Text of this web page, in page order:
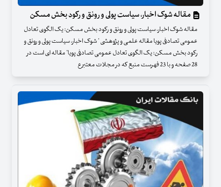
مقاله شوک اخبار، سیاست پولی و رونق و رکود بخش مسکن
مقاله شوک اخبار، سیاست پولی و رونق و رکود بخش مسکن: یک الگوی تعادل
عمومی تصادفی پویا مقاله علمی و پژوهشی " شوک اخبار، سیاست پولی و رونق و
رکود بخش مسکن: یک الگوی تعادل عمومی تصادفی پویا" مقاله ای است در
28 صفحه و با 23 فهرست منبع که در مجلات معتبر ع